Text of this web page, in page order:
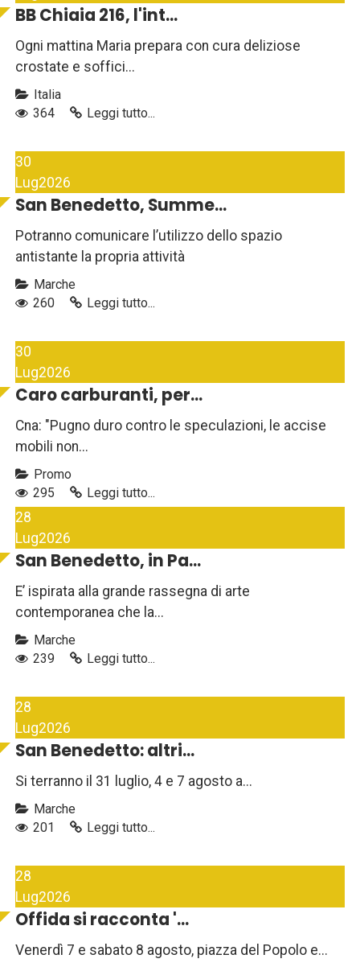
BB Chiaia 216, l'int...
Ogni mattina Maria prepara con cura deliziose
crostate e soffici...
Italia
364
Leggi tutto...
30
Lug2026
San Benedetto, Summe...
Potranno comunicare l’utilizzo dello spazio
antistante la propria attività
Marche
260
Leggi tutto...
30
Lug2026
Caro carburanti, per...
Cna: "Pugno duro contro le speculazioni, le accise
mobili non...
Promo
295
Leggi tutto...
28
Lug2026
San Benedetto, in Pa...
E’ ispirata alla grande rassegna di arte
contemporanea che la...
Marche
239
Leggi tutto...
28
Lug2026
San Benedetto: altri...
Si terranno il 31 luglio, 4 e 7 agosto a...
Marche
201
Leggi tutto...
28
Lug2026
Offida si racconta '...
Venerdì 7 e sabato 8 agosto, piazza del Popolo e...